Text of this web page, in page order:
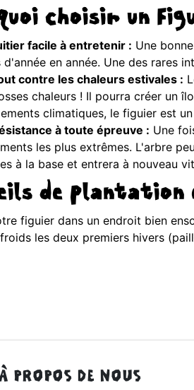
choisir un
facile à entretenir : Une
d'année en année. Une des rares
contre les chaleurs estivales :
chaleurs ! Il pourra créer un
climatiques, le figuier est
à toute épreuve : Une
les plus extrêmes. L'arbre
à la base et entrera à nouveau
de
figuier dans un endroit bien
les deux premiers hivers
PROPOS DE NOUS